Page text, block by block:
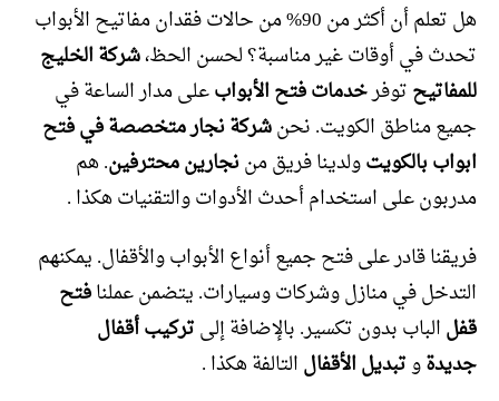
هل تعلم أن أكثر من 90% من حالات فقدان مفاتيح الأبواب
تحدث في أوقات غير مناسبة؟ لحسن الحظ،شركة الخليج
للمفاتيحتوفرخدمات فتح الأبوابعلى مدار الساعة في
جميع مناطق الكويت. نحنشركة نجار متخصصة في فتح
ابواب بالكويتولدينا فريق مننجارين محترفين. هم
مدربون على استخدام أحدث الأدوات والتقنيات هكذا .
فريقنا قادر على فتح جميع أنواع الأبواب والأقفال. يمكنهم
التدخل في منازل وشركات وسيارات. يتضمن عملنافتح
قفلالباب بدون تكسير. بالإضافة إلىتركيب أقفال
جديدةوتبديل الأقفالالتالفة هكذا .